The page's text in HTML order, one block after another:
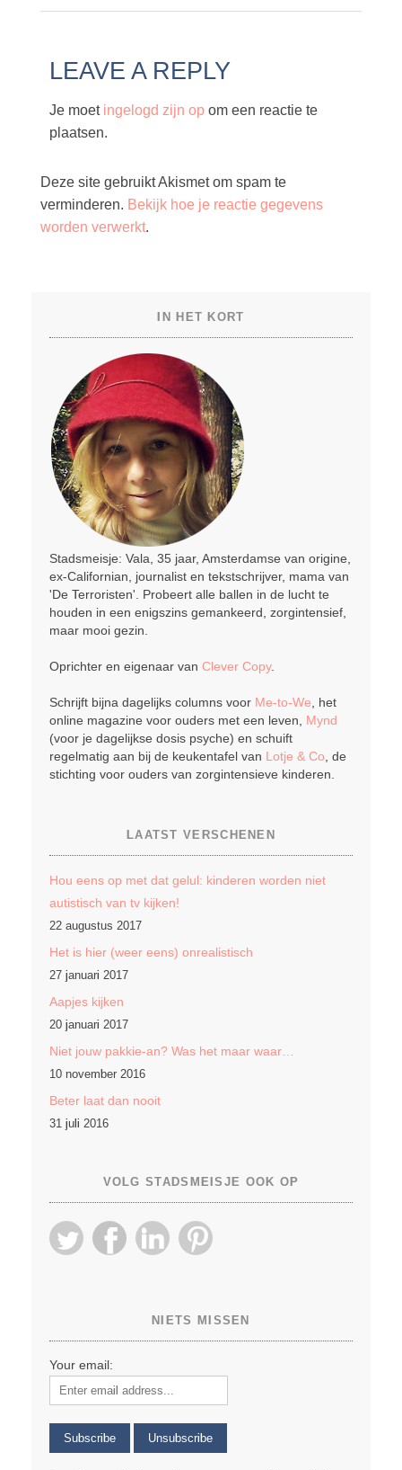
LEAVE A REPLY
Je moet ingelogd zijn opom een reactie te
plaatsen.
Deze site gebruikt Akismet om spam te
verminderen. Bekijk hoe je reactie gegevens
worden verwerkt.
IN HET KORT
Stadsmeisje: Vala, 35 jaar, Amsterdamse van origine,
ex-Californian, journalist en tekstschrijver, mama van
'De Terroristen'. Probeert alle ballen in de lucht te
houden in een enigszins gemankeerd, zorgintensief,
maar mooi gezin.
Oprichter en eigenaar van Clever Copy.
Schrijft bijna dagelijks columns voor Me-to-We, het
online magazine voor ouders met een leven, Mynd
(voor je dagelijkse dosis psyche) en schuift
regelmatig aan bij de keukentafel van Lotje & Co, de
stichting voor ouders van zorgintensieve kinderen.
LAATST VERSCHENEN
Hou eens op met dat gelul: kinderen worden niet
autistisch van tv kijken!
22 augustus 2017
Het is hier (weer eens) onrealistisch
27 januari 2017
Aapjes kijken
20 januari 2017
Niet jouw pakkie-an? Was het maar waar…
10 november 2016
Beter laat dan nooit
31 juli 2016
VOLG STADSMEISJE OOK OP
NIETS MISSEN
Your email: